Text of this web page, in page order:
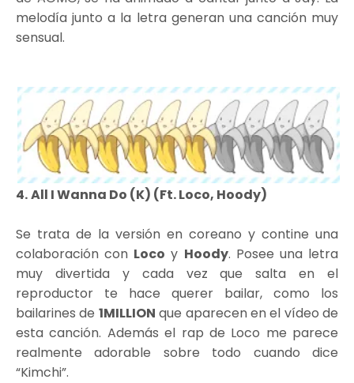
melodía junto a la letra generan una canción muy
sensual.
4.All I Wanna Do (K) (Ft. Loco, Hoody)
Se trata de la versión en coreano y contine una
colaboración con Loco y Hoody. Posee una letra
muy divertida y cada vez que salta en el
reproductor te hace querer bailar, como los
bailarines de 1MILLION que aparecen en el vídeo de
esta canción. Además el rap de Loco me parece
realmente adorable sobre todo cuando dice
“Kimchi”.